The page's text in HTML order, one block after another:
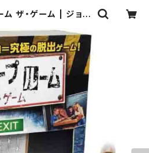
ム ザ・ゲーム | ジョイ